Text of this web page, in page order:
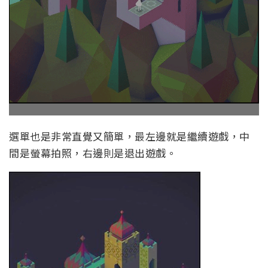
選單也是非常直覺又簡單，最左邊就是繼續遊戲，中
間是螢幕拍照，右邊則是退出遊戲。